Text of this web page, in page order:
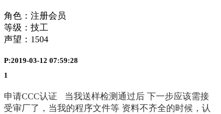
角色：注册会员
等级：技工
声望： 1504
P:2019-03-12 07:59:28
1
申请CCC认证 当我送样检测通过后 下一步应该需接
受审厂了，当我的程序文件等 资料不齐全的时候，认